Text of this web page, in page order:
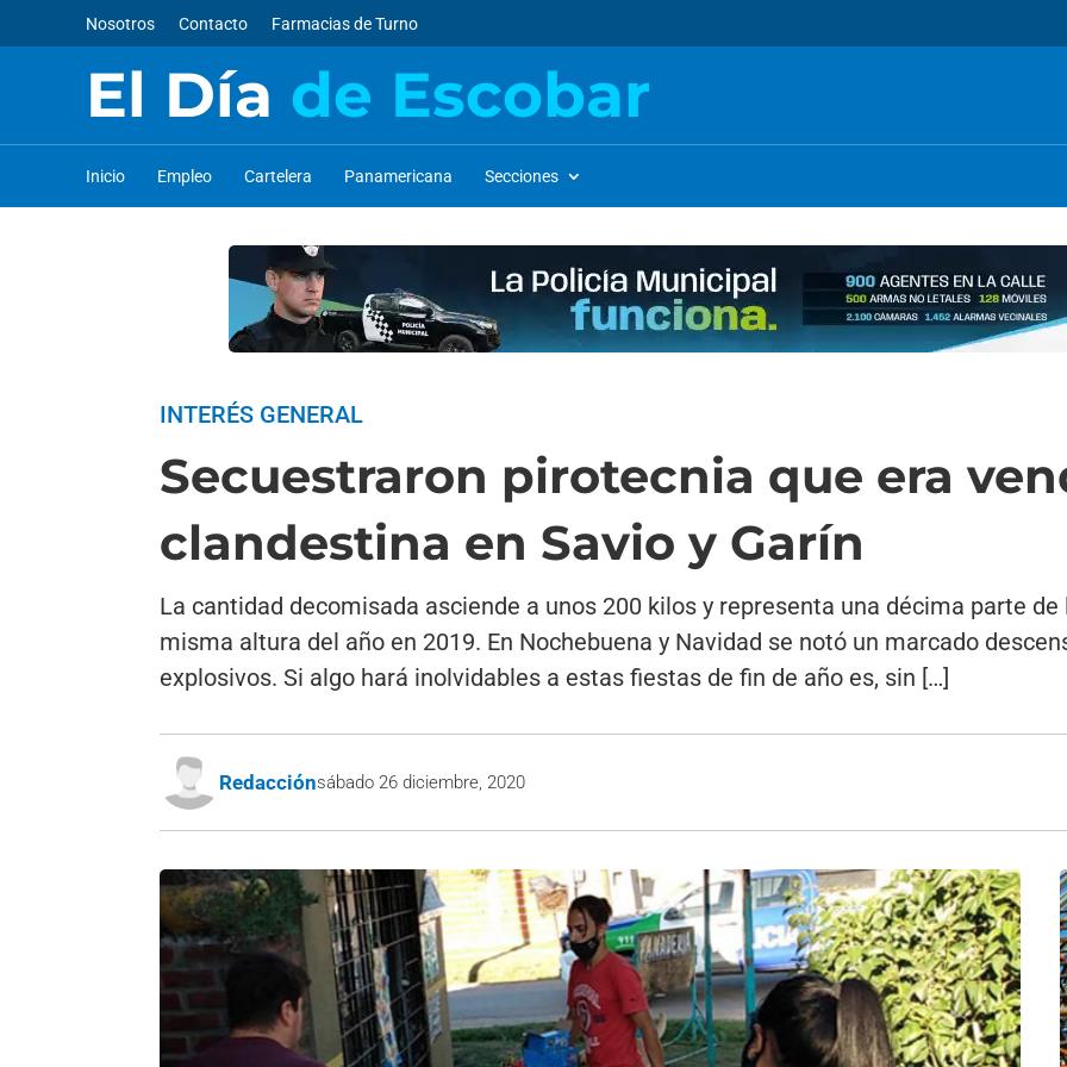
Nosotros Contacto Farmacias de Turno
El Día de Escobar
Inicio Empleo Cartelera Panamericana Secciones
INTERÉS GENERAL
Secuestraron pirotecnia que era
clandestina en Savio y Garín
La cantidad decomisada asciende a unos 200 kilos y representa una décima parte
misma altura del año en 2019. En Nochebuena y Navidad se notó un marcado
explosivos. Si algo hará inolvidables a estas fiestas de fin de año es, sin […]
Redacciónsábado 26 diciembre, 2020